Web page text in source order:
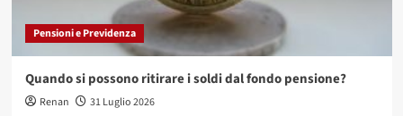
Pensioni e Previdenza
Quando si possono ritirare i soldi dal fondo pensione?
Renan 31 Luglio 2026